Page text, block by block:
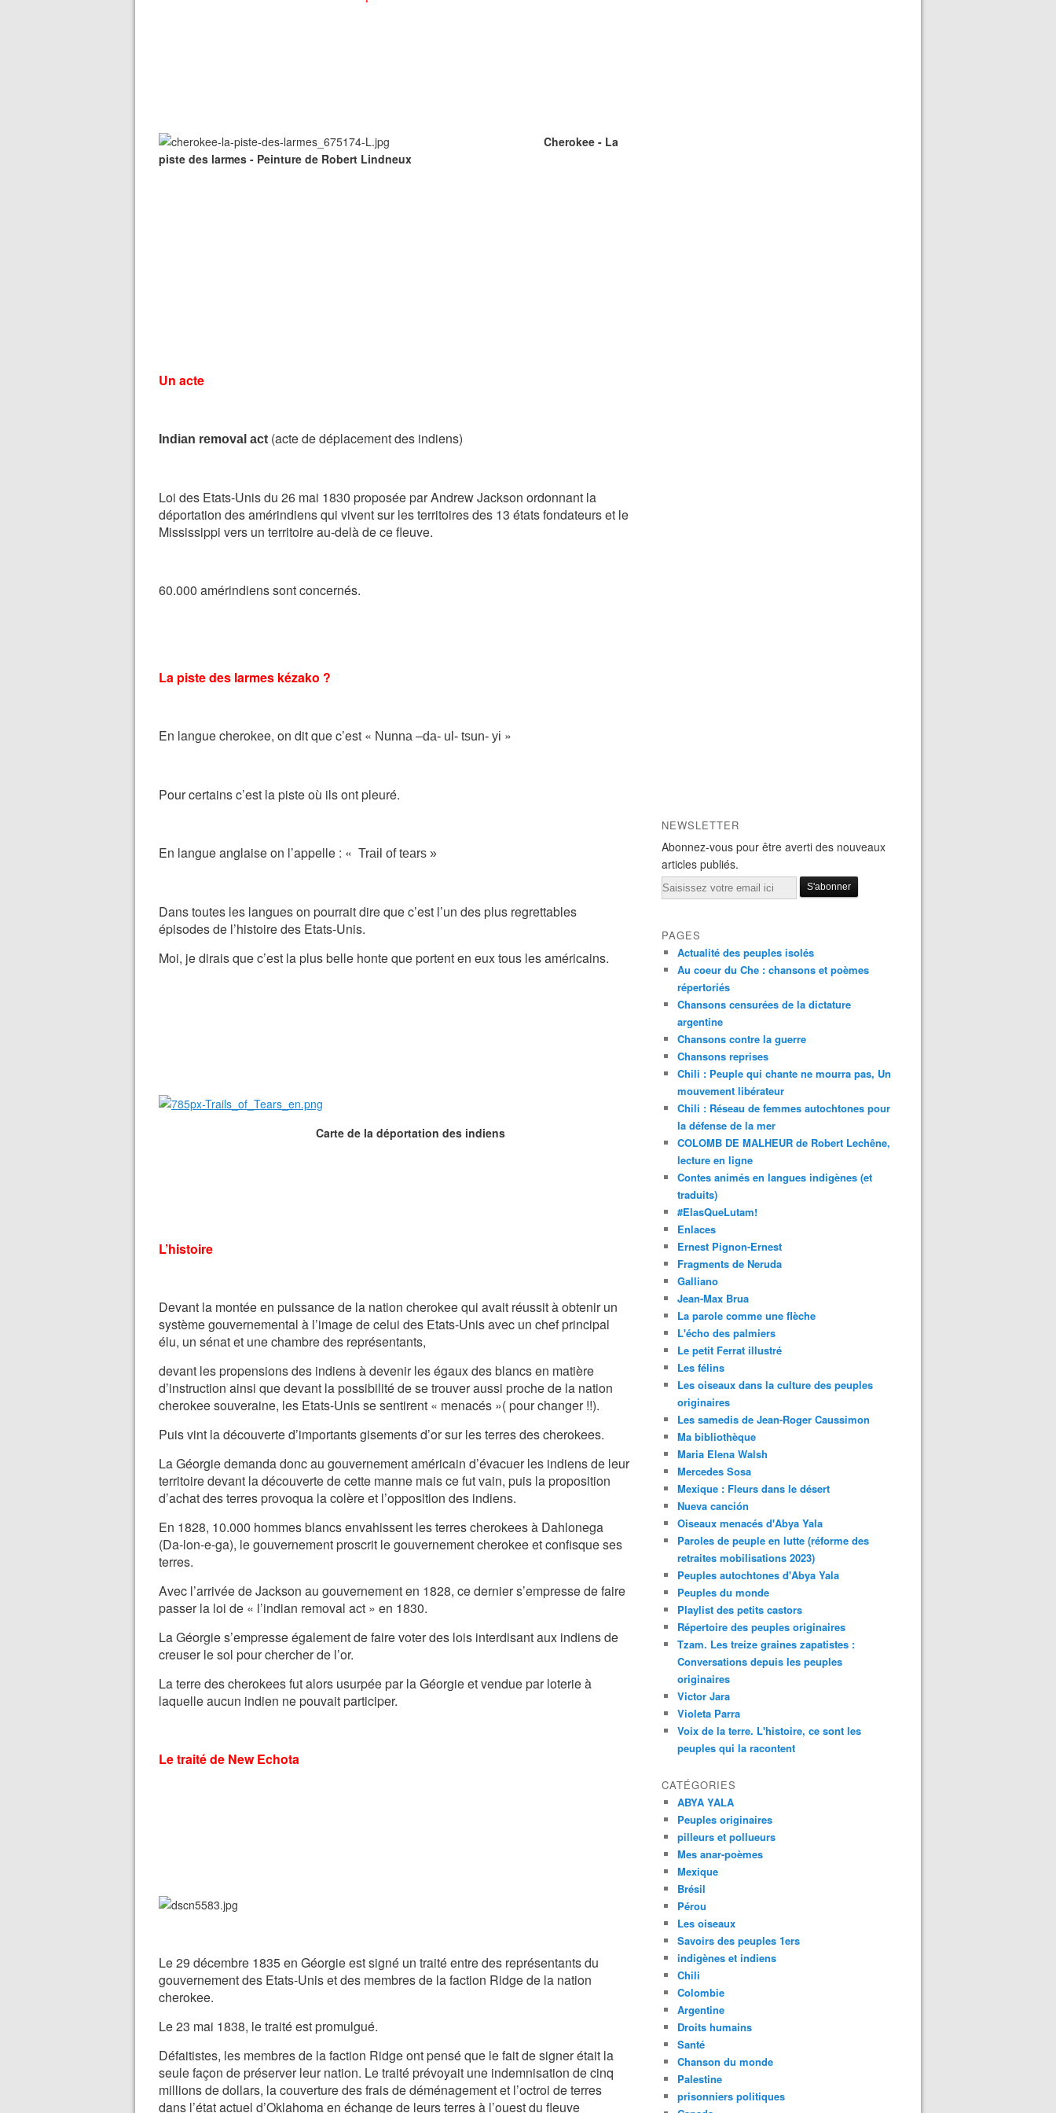
Cherokee - La
piste des larmes - Peinture de Robert Lindneux
Un acte
Indian removal act (acte de déplacement des indiens)
Loi des Etats-Unis du 26 mai 1830 proposée par Andrew Jackson ordonnant la
déportation des amérindiens qui vivent sur les territoires des 13 états fondateurs et le
Mississippi vers un territoire au-delà de ce fleuve.
60.000 amérindiens sont concernés.
La piste des larmes kézako ?
En langue cherokee, on dit que c’est « Nunna –da- ul- tsun- yi »
Pour certains c’est la piste où ils ont pleuré.
En langue anglaise on l’appelle : « Trail of tears »
Dans toutes les langues on pourrait dire que c’est l’un des plus regrettables
épisodes de l’histoire des Etats-Unis.
Moi, je dirais que c’est la plus belle honte que portent en eux tous les américains.
Carte de la déportation des indiens
L’histoire
Devant la montée en puissance de la nation cherokee qui avait réussit à obtenir un
système gouvernemental à l’image de celui des Etats-Unis avec un chef principal
élu, un sénat et une chambre des représentants,
devant les propensions des indiens à devenir les égaux des blancs en matière
d’instruction ainsi que devant la possibilité de se trouver aussi proche de la nation
cherokee souveraine, les Etats-Unis se sentirent « menacés »( pour changer !!).
Puis vint la découverte d’importants gisements d’or sur les terres des cherokees.
La Géorgie demanda donc au gouvernement américain d’évacuer les indiens de leur
territoire devant la découverte de cette manne mais ce fut vain, puis la proposition
d’achat des terres provoqua la colère et l’opposition des indiens.
En 1828, 10.000 hommes blancs envahissent les terres cherokees à Dahlonega
(Da-lon-e-ga), le gouvernement proscrit le gouvernement cherokee et confisque ses
terres.
Avec l’arrivée de Jackson au gouvernement en 1828, ce dernier s’empresse de faire
passer la loi de « l’indian removal act » en 1830.
La Géorgie s’empresse également de faire voter des lois interdisant aux indiens de
creuser le sol pour chercher de l’or.
La terre des cherokees fut alors usurpée par la Géorgie et vendue par loterie à
laquelle aucun indien ne pouvait participer.
Le traité de New Echota
Le 29 décembre 1835 en Géorgie est signé un traité entre des représentants du
gouvernement des Etats-Unis et des membres de la faction Ridge de la nation
cherokee.
Le 23 mai 1838, le traité est promulgué.
Défaitistes, les membres de la faction Ridge ont pensé que le fait de signer était la
seule façon de préserver leur nation. Le traité prévoyait une indemnisation de cinq
millions de dollars, la couverture des frais de déménagement et l’octroi de terres
dans l’état actuel d’Oklahoma en échange de leurs terres à l’ouest du fleuve
NEWSLETTER
Abonnez-vous pour être averti des nouveaux
articles publiés.
Email
PAGES
Actualité des peuples isolés
Au coeur du Che : chansons et poèmes
répertoriés
Chansons censurées de la dictature
argentine
Chansons contre la guerre
Chansons reprises
Chili : Peuple qui chante ne mourra pas, Un
mouvement libérateur
Chili : Réseau de femmes autochtones pour
la défense de la mer
COLOMB DE MALHEUR de Robert Lechêne,
lecture en ligne
Contes animés en langues indigènes (et
traduits)
#ElasQueLutam!
Enlaces
Ernest Pignon-Ernest
Fragments de Neruda
Galliano
Jean-Max Brua
La parole comme une flèche
L'écho des palmiers
Le petit Ferrat illustré
Les félins
Les oiseaux dans la culture des peuples
originaires
Les samedis de Jean-Roger Caussimon
Ma bibliothèque
Maria Elena Walsh
Mercedes Sosa
Mexique : Fleurs dans le désert
Nueva canción
Oiseaux menacés d'Abya Yala
Paroles de peuple en lutte (réforme des
retraites mobilisations 2023)
Peuples autochtones d'Abya Yala
Peuples du monde
Playlist des petits castors
Répertoire des peuples originaires
Tzam. Les treize graines zapatistes :
Conversations depuis les peuples
originaires
Victor Jara
Violeta Parra
Voix de la terre. L'histoire, ce sont les
peuples qui la racontent
CATÉGORIES
ABYA YALA
Peuples originaires
pilleurs et pollueurs
Mes anar-poèmes
Mexique
Brésil
Pérou
Les oiseaux
Savoirs des peuples 1ers
indigènes et indiens
Chili
Colombie
Argentine
Droits humains
Santé
Chanson du monde
Palestine
prisonniers politiques